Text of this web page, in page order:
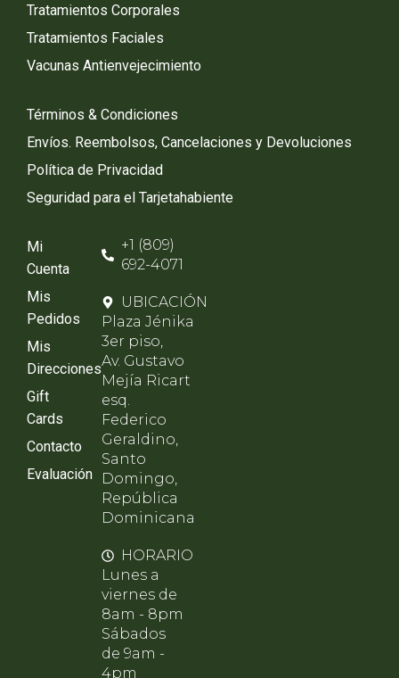
Tratamientos Corporales
Tratamientos Faciales
Vacunas Antienvejecimiento
Términos & Condiciones
Envíos. Reembolsos, Cancelaciones y Devoluciones
Política de Privacidad
Seguridad para el Tarjetahabiente
Mi
Cuenta
Mis
Pedidos
Mis
Direcciones
Gift
Cards
Contacto
Evaluación
+1 (809)
692-4071
UBICACIÓN
Plaza Jénika
3er piso,
Av. Gustavo
Mejía Ricart
esq.
Federico
Geraldino,
Santo
Domingo,
República
Dominicana
HORARIO
Lunes a
viernes de
8am - 8pm
Sábados
de 9am -
4pm